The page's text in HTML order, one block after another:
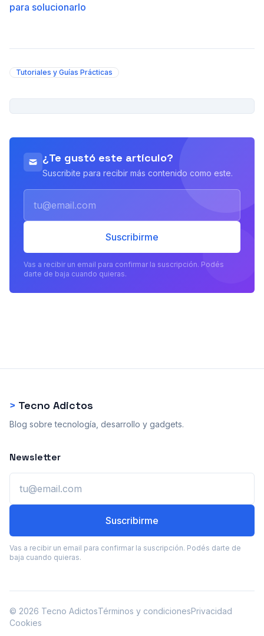
para solucionarlo
Tutoriales y Guías Prácticas
¿Te gustó este artículo?
Suscribite para recibir más contenido como este.
Suscribirme
Vas a recibir un email para confirmar la suscripción. Podés
darte de baja cuando quieras.
> Tecno Adictos
Blog sobre tecnología, desarrollo y gadgets.
Newsletter
Suscribirme
Vas a recibir un email para confirmar la suscripción. Podés darte de
baja cuando quieras.
© 2026 Tecno AdictosTérminos y condicionesPrivacidad
Cookies